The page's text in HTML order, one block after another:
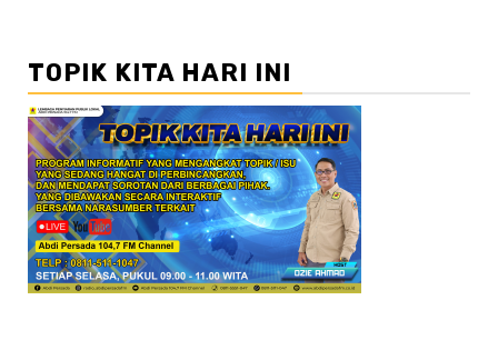
TOPIK KITA HARI INI